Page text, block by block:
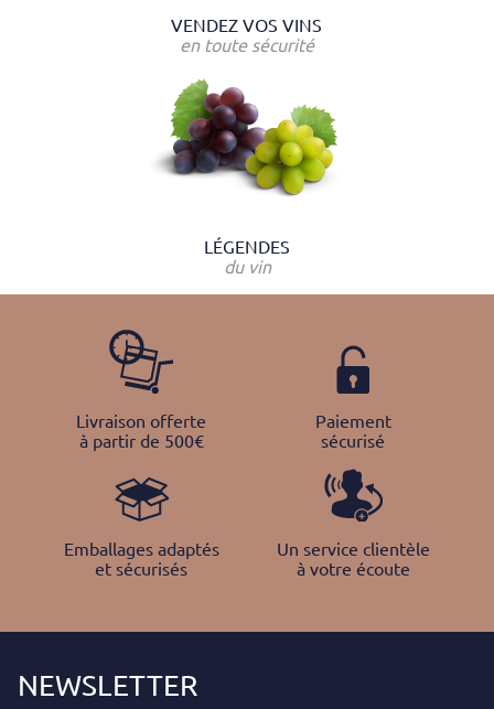
VENDEZ VOS VINS
en toute sécurité
LÉGENDES
du vin
Livraison offerte
à partir de 500€
Paiement
sécurisé
Emballages adaptés
et sécurisés
Un service clientèle
à votre écoute